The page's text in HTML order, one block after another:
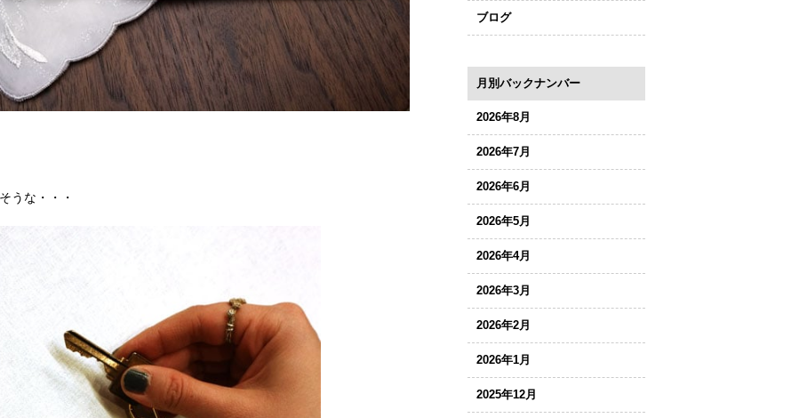
うな・・・
ブログ
月別バックナンバー
2026年8月
2026年7月
2026年6月
2026年5月
2026年4月
2026年3月
2026年2月
2026年1月
2025年12月